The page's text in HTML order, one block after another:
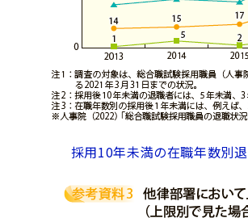
採用10年未満の在職年数別